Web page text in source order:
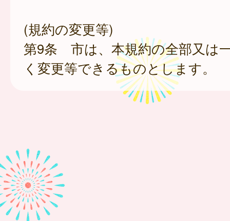
(規約の変更等)
第9条 市は、本規約の全部又は
く変更等できるものとします。